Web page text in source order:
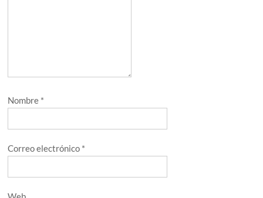
Nombre *
Correo electrónico *